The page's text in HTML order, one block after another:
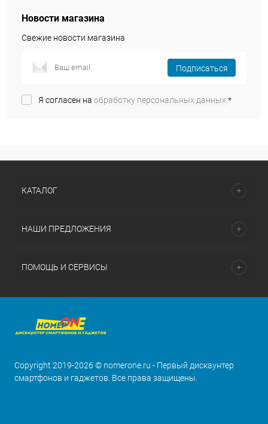
Новости магазина
Свежие новости магазина
Подписаться
Я согласен на обработку персональных данных.*
КАТАЛОГ
НАШИ ПРЕДЛОЖЕНИЯ
ПОМОЩЬ И СЕРВИСЫ
Copyright 2019-2026 © nomerone.ru - Первый дискаунтер
смартфонов и гаджетов. Все права защищены.